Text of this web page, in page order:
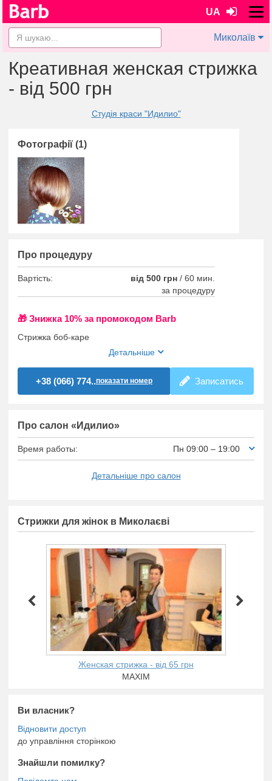
UA
Миколаїв
Креативная женская стрижка
- від 500 грн
Студія краси "Идилио"
Фотографії (1)
Про процедуру
Вартість: від 500 грн / 60 мин.
за процедуру
🎁 Знижка 10% за промокодом Barb
Стрижка боб-каре
Детальніше
+38 (066) 774..показати номер Записатись
Про салон «Идилио»
Время работы: Пн 09:00 – 19:00
Детальніше про салон
Стрижки для жінок в Миколаєві
Женская стрижка - від 65 грн
MAXIM
Ви власник?
до управління сторінкою
Знайшли помилку?